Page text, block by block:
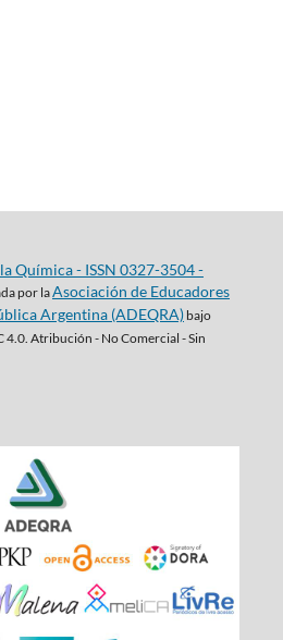
Química - ISSN 0327-3504 -
por laAsociación de Educadores
Argentina (ADEQRA)bajo
4.0. Atribución - No Comercial - Sin